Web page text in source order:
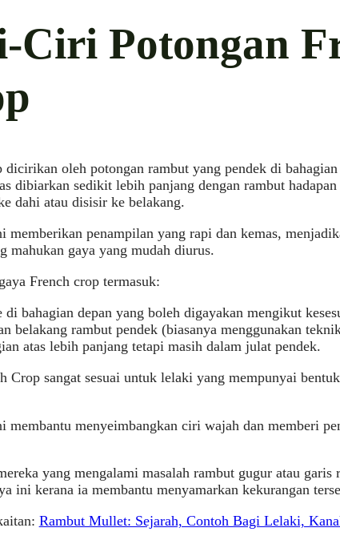
Ciri Potongan
dicirikan oleh potongan rambut yang pendek di
dibiarkan sedikit lebih panjang dengan rambut
dahi atau disisir ke belakang.
memberikan penampilan yang rapi dan kemas,
mahukan gaya yang mudah diurus.
French crop termasuk:
di bahagian depan yang boleh digayakan mengikut
belakang rambut pendek (biasanya menggunakan
atas lebih panjang tetapi masih dalam julat pendek.
Crop sangat sesuai untuk lelaki yang mempunyai
membantu menyeimbangkan ciri wajah dan memberi
yang mengalami masalah rambut gugur atau garis
ini kerana ia membantu menyamarkan kekurangan
Rambut Mullet: Sejarah, Contoh Bagi Lelaki,